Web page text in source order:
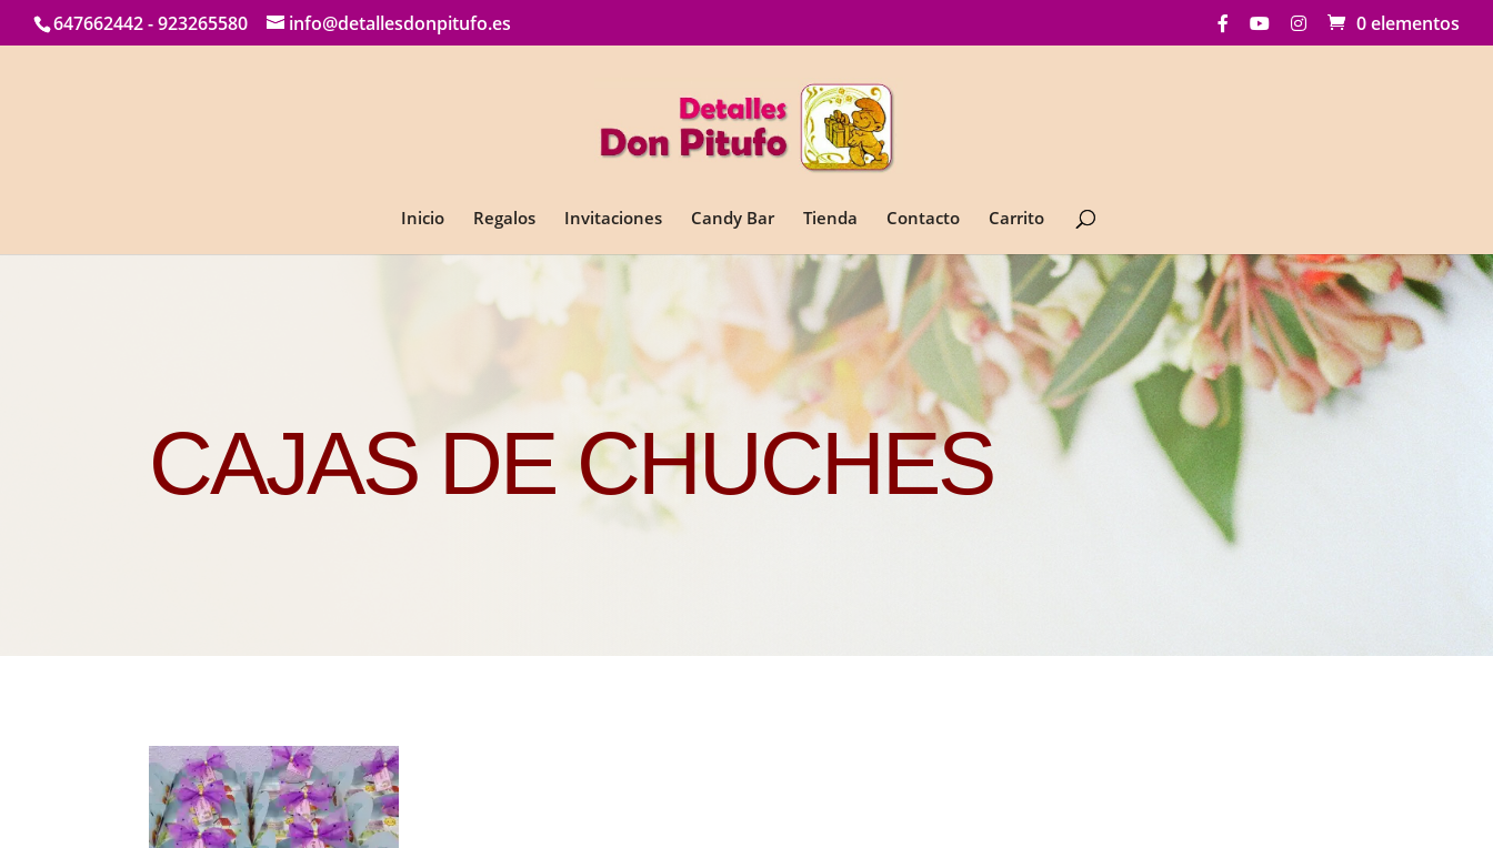
647662442 - 923265580 info@detallesdonpitufo.es 0 elementos
Inicio Regalos Invitaciones Candy Bar Tienda Contacto Carrito
CAJAS DE CHUCHES